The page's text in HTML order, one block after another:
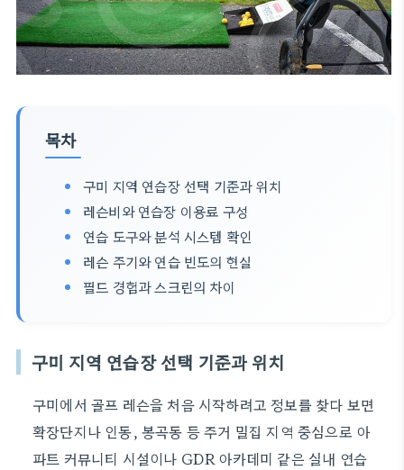
목차
구미 지역 연습장 선택 기준과 위치
레슨비와 연습장 이용료 구성
연습 도구와 분석 시스템 확인
레슨 주기와 연습 빈도의 현실
필드 경험과 스크린의 차이
구미 지역 연습장 선택 기준과 위치
구미에서 골프 레슨을 처음 시작하려고 정보를 찾다 보면
확장단지나 인동, 봉곡동 등 주거 밀집 지역 중심으로 아
파트 커뮤니티 시설이나 GDR 아카데미 같은 실내 연습